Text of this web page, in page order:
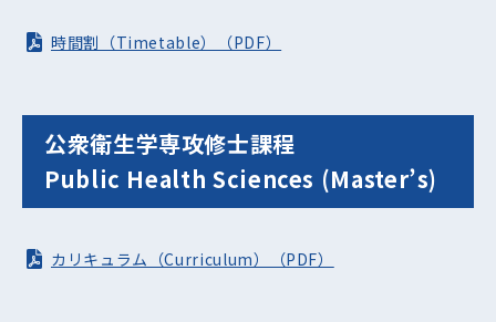
時間割（Timetable）（PDF）
公衆衛生学専攻修士課程
Public Health Sciences (Master’s)
カリキュラム（Curriculum）（PDF）